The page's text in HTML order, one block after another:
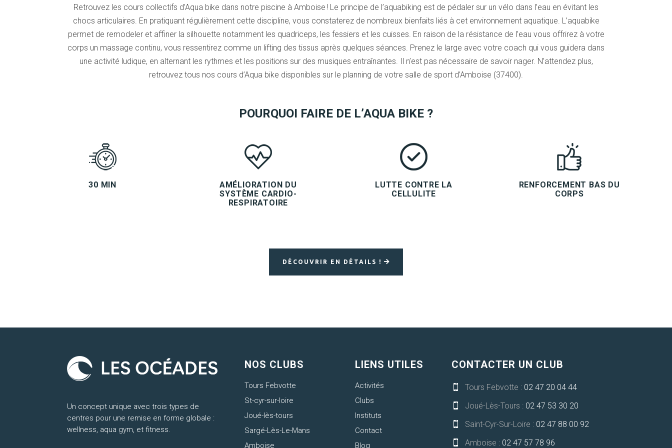
Retrouvez les cours collectifs d’Aqua bike dans notre piscine à Amboise ! Le principe de l’aquabiking est de pédaler sur un vélo dans l’eau en évitant les
chocs articulaires. En pratiquant régulièrement cette discipline, vous constaterez de nombreux bienfaits liés à cet environnement aquatique. L’aquabike
permet de remodeler et affiner la silhouette notamment les quadriceps, les fessiers et les cuisses. En raison de la résistance de l’eau vous offrirez à votre
corps un massage continu, vous ressentirez comme un lifting des tissus après quelques séances. Prenez le large avec votre coach qui vous guidera dans
une activité ludique, en alternant les rythmes et les positions sur des musiques entraînantes. Il n’est pas nécessaire de savoir nager. N’attendez plus,
retrouvez tous nos cours d’Aqua bike disponibles sur le planning de votre salle de sport d’Amboise (37400).
POURQUOI FAIRE DE L’AQUA BIKE ?
30 MIN
AMÉLIORATION DU
SYSTÈME CARDIO-
RESPIRATOIRE
LUTTE CONTRE LA
CELLULITE
RENFORCEMENT BAS DU
CORPS
DÉCOUVRIR EN DÉTAILS !
Un concept unique avec trois types de
centres pour une remise en forme globale :
wellness, aqua gym, et fitness.
NOS CLUBS
Tours Febvotte
St-cyr-sur-loire
Joué-lès-tours
Sargé-Lès-Le-Mans
Amboise
LIENS UTILES
Activités
Clubs
Instituts
Contact
Blog
CONTACTER UN CLUB
 Tours Febvotte : 02 47 20 04 44
 Joué-Lès-Tours : 02 47 53 30 20
 Saint-Cyr-Sur-Loire : 02 47 88 00 92
 Amboise : 02 47 57 78 96